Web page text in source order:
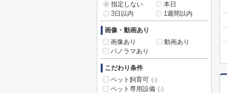
指定しない
本日
3日以内
1週間以内
画像・動画あり
画像あり
動画あり
パノラマあり
こだわり条件
ペット飼育可 (-)
ペット専用設備 (-)